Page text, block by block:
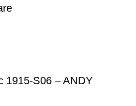
1915-S06 – ANDY